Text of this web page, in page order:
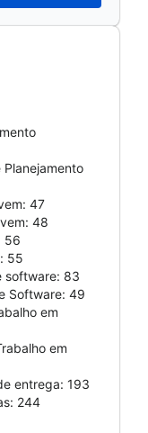
47
48
56
55
software: 83
Software: 49
em
em
entrega: 193
244